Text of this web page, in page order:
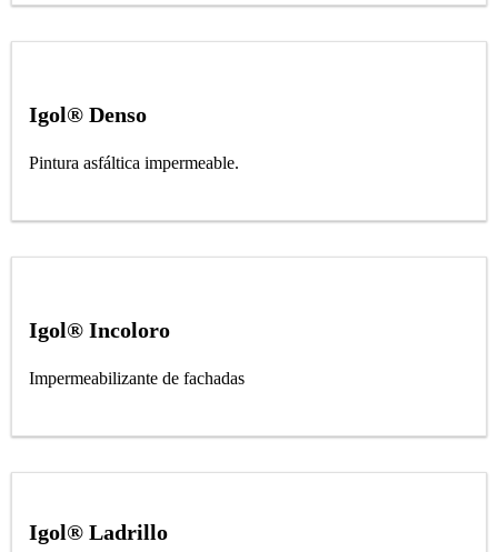
Igol® Denso
Pintura asfáltica impermeable.
Igol® Incoloro
Impermeabilizante de fachadas
Igol® Ladrillo